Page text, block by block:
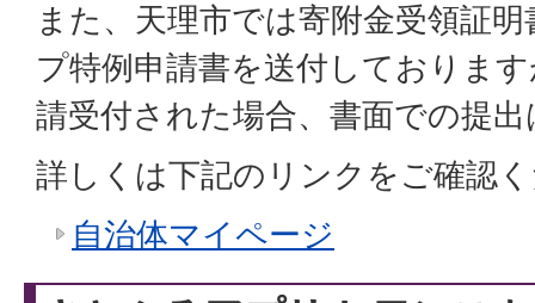
また、天理市では寄附金受領証
プ特例申請書を送付しておりま
請受付された場合、書面での提
詳しくは下記のリンクをご確認
自治体マイページ